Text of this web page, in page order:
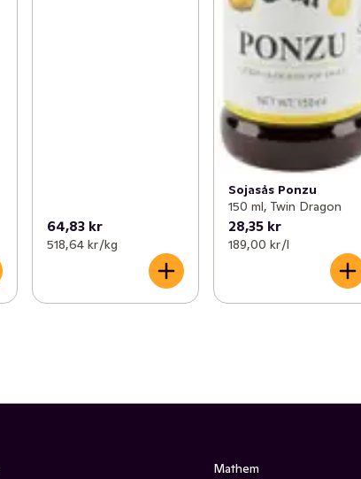
64,83 kr
518,64 kr /kg
Sojasås Ponzu
150 ml, Twin Dragon
28,35 kr
189,00 kr /l
Mathem